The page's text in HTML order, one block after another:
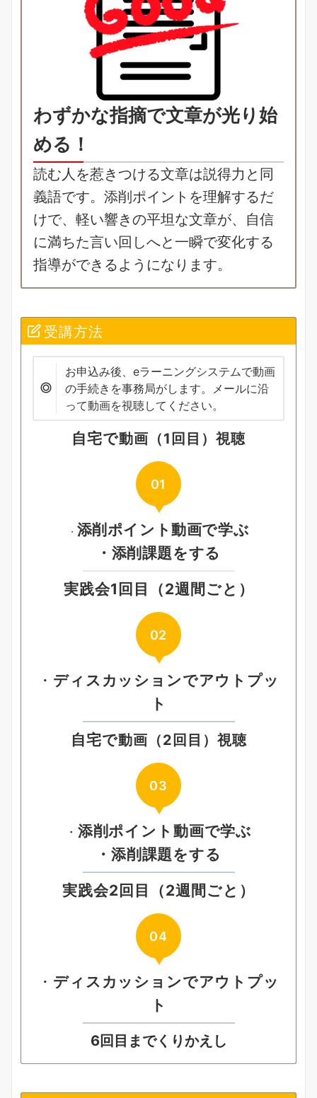
わずかな指摘で文章が光り始
める！
読む人を惹きつける文章は説得力と同
義語です。添削ポイントを理解するだ
けで、軽い響きの平坦な文章が、自信
に満ちた言い回しへと一瞬で変化する
指導ができるようになります。
受講方法
お申込み後、eラーニングシステムで動画
の手続きを事務局がします。メールに沿
って動画を視聴してください。
自宅で動画（1回目）視聴
01
・ 添削ポイント動画で学ぶ
・添削課題をする
実践会1回目 （2週間ごと）
02
・ ディスカッションでアウトプッ
ト
自宅で動画（2回目）視聴
03
・ 添削ポイント動画で学ぶ
・添削課題をする
実践会2回目（2週間ごと）
04
・ ディスカッションでアウトプッ
ト
6回目までくりかえし